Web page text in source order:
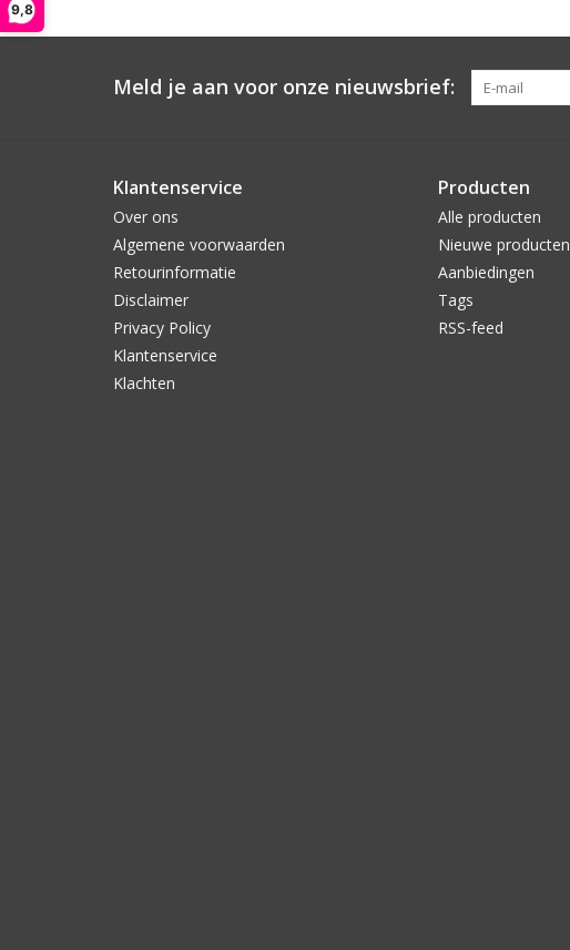
9,8
Meld je aan voor onze nieuwsbrief:
Klantenservice
Over ons
Algemene voorwaarden
Retourinformatie
Disclaimer
Privacy Policy
Klantenservice
Klachten
Producten
Alle producten
Nieuwe producten
Aanbiedingen
Tags
RSS-feed